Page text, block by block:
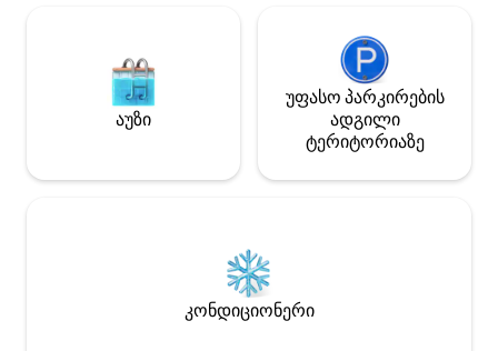
აუზი
უფასო პარკირების
ადგილი
ტერიტორიაზე
კონდიციონერი